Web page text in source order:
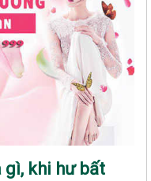
gì, khi hư bất